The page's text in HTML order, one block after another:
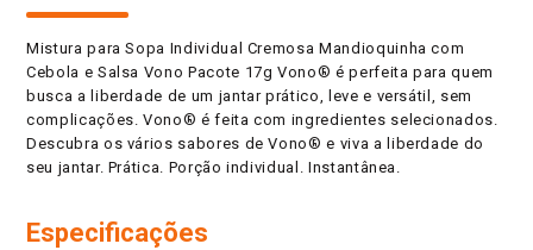
Mistura para Sopa Individual Cremosa Mandioquinha com
Cebola e Salsa Vono Pacote 17g Vono® é perfeita para quem
busca a liberdade de um jantar prático, leve e versátil, sem
complicações. Vono® é feita com ingredientes selecionados.
Descubra os vários sabores de Vono® e viva a liberdade do
seu jantar. Prática. Porção individual. Instantânea.
Especificações